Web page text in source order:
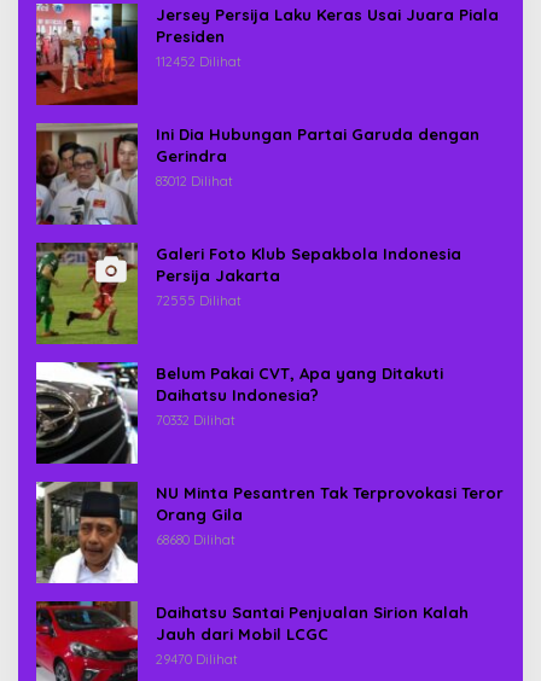
Jersey Persija Laku Keras Usai Juara Piala
Presiden
112452 Dilihat
Ini Dia Hubungan Partai Garuda dengan
Gerindra
83012 Dilihat
Galeri Foto Klub Sepakbola Indonesia
Persija Jakarta
72555 Dilihat
Belum Pakai CVT, Apa yang Ditakuti
Daihatsu Indonesia?
70332 Dilihat
NU Minta Pesantren Tak Terprovokasi Teror
Orang Gila
68680 Dilihat
Daihatsu Santai Penjualan Sirion Kalah
Jauh dari Mobil LCGC
29470 Dilihat